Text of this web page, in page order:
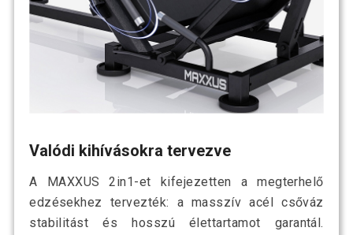
Valódi kihívásokra tervezve
A MAXXUS 2in1-et kifejezetten a megterhelő
edzésekhez tervezték: a masszív acél csőváz
stabilitást és hosszú élettartamot garantál.